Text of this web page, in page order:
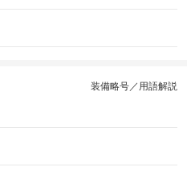
装備略号／用語解説